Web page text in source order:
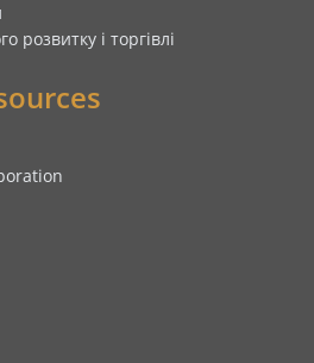
розвитку і торгівлі